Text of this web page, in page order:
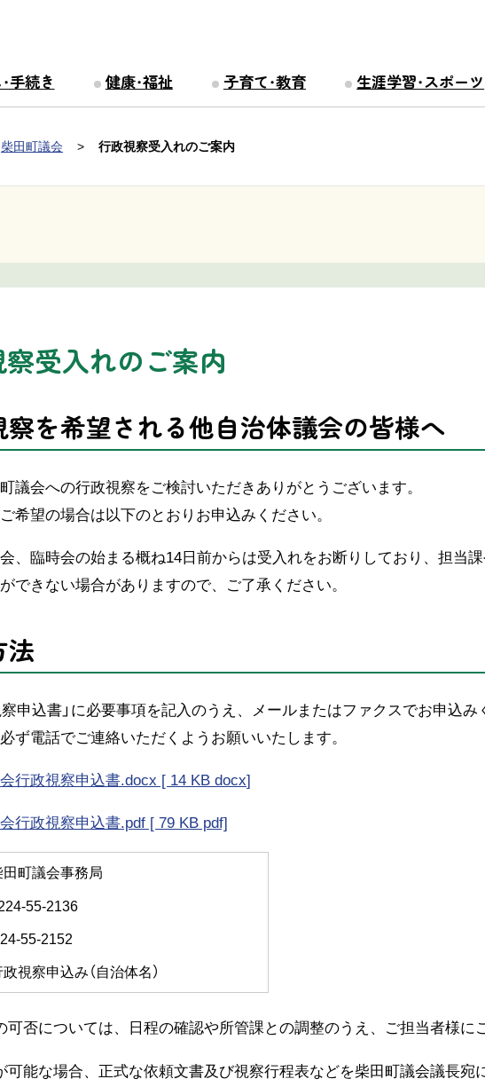
手続き 健康・福祉 子育て・教育 生涯学習・スポーツ
柴田町議会 行政視察受入れのご案内
受入れのご案内
察を希望される他自治体議会の皆様へ
議会への行政視察をご検討いただきありがとうございます。
希望の場合は以下のとおりお申込みください。
、臨時会の始まる概ね14日前からは受入れをお断りしており、担当
できない場合がありますので、ご了承ください。
法
察申込書」に必要事項を記入のうえ、メールまたはファクスでお申込み
ず電話でご連絡いただくようお願いいたします。
行政視察申込書.docx [ 14 KB docx]
行政視察申込書.pdf [ 79 KB pdf]
町議会事務局
55-2136
55-2152
視察申込み（自治体名）
可否については、日程の確認や所管課との調整のうえ、ご担当者様に
可能な場合、正式な依頼文書及び視察行程表などを柴田町議会議長宛